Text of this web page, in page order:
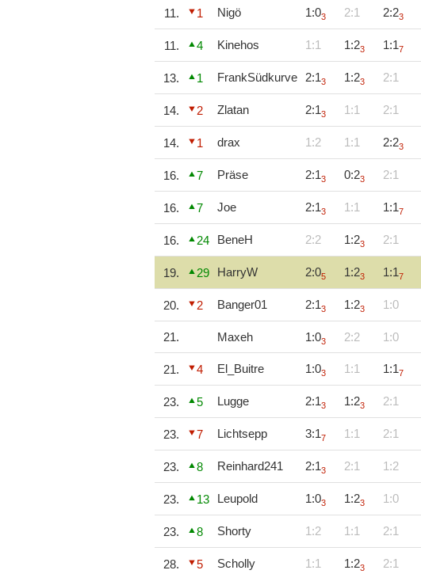
11. 1 Nigö 1:03 2:1 2:23
11. 4 Kinehos 1:1 1:23 1:17
13. 1 FrankSüdkurve 2:13 1:23 2:1
14. 2 Zlatan 2:13 1:1 2:1
14. 1 drax 1:2 1:1 2:23
16. 7 Präse 2:13 0:23 2:1
16. 7 Joe 2:13 1:1 1:17
16. 24 BeneH 2:2 1:23 2:1
19. 29 HarryW 2:05 1:23 1:17
20. 2 Banger01 2:13 1:23 1:0
21. Maxeh 1:03 2:2 1:0
21. 4 El_Buitre 1:03 1:1 1:17
23. 5 Lugge 2:13 1:23 2:1
23. 7 Lichtsepp 3:17 1:1 2:1
23. 8 Reinhard241 2:13 2:1 1:2
23. 13 Leupold 1:03 1:23 1:0
23. 8 Shorty 1:2 1:1 2:1
28. 5 Scholly 1:1 1:23 2:1